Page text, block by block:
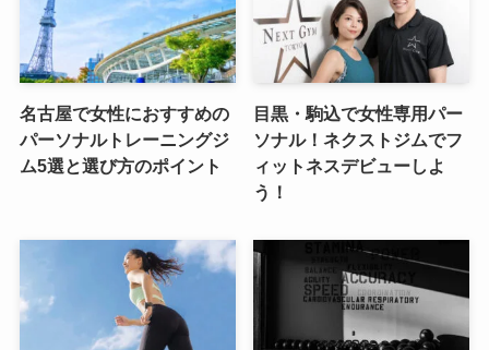
名古屋で女性におすすめの
パーソナルトレーニングジ
ム5選と選び方のポイント
目黒・駒込で女性専用パー
ソナル！ネクストジムでフ
ィットネスデビューしよ
う！